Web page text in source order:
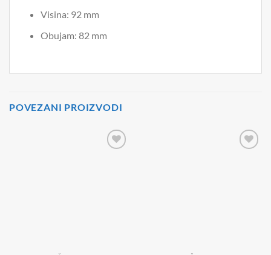
Visina: 92 mm
Obujam: 82 mm
POVEZANI PROIZVODI